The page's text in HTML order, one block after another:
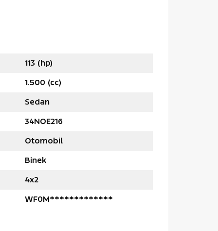
113 (hp)
1.500 (cc)
Sedan
34NOE216
Otomobil
Binek
4x2
WF0M*************